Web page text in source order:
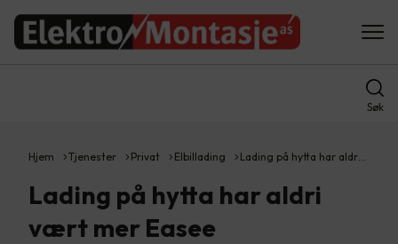
Søk
Hjem Tjenester Privat Elbillading Lading på hytta har aldr…
Lading på hytta har aldri
vært mer Easee